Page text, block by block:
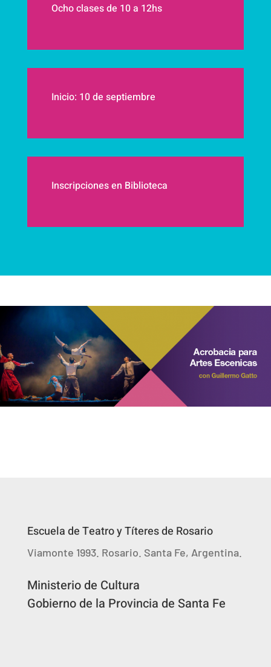
Ocho clases de 10 a 12hs
Inicio: 10 de septiembre
Inscripciones en Biblioteca
Escuela de Teatro y Títeres de Rosario
Viamonte 1993. Rosario. Santa Fe, Argentina.
Ministerio de Cultura
Gobierno de la Provincia de Santa Fe